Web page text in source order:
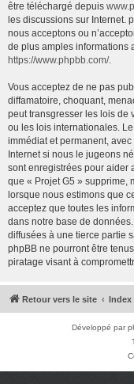
être téléchargé depuis
les discussions sur Internet.
nous acceptons ou
de plus amples informations
https://www.phpbb.com/.
Vous acceptez de ne pas
diffamatoire, choquant,
peut transgresser les lois de
ou les lois internationales.
immédiat et permanent,
Internet si nous le jugeons
sont enregistrées pour aider
que « Projet G5 » supprime,
lorsque nous estimons que
acceptez que toutes les
dans notre base de
diffusées à une tierce partie
phpBB ne pourront être
piratage visant à
Retour vers le site Index
Développé par